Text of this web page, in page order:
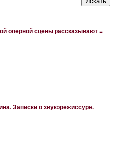
оперной сцены рассказывают =
Записки о звукорежиссуре.